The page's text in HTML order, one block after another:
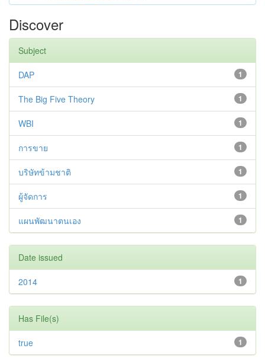
Discover
Subject
1
DAP
1
The Big Five Theory
1
WBI
1
การขาย
1
บริษัทข้ามชาติ
1
ผู้จัดการ
1
แผนพัฒนาตนเอง
Date issued
1
2014
Has File(s)
1
true